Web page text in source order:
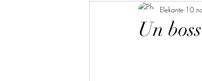
Luxure Envoûtante
Un
Elekante 10